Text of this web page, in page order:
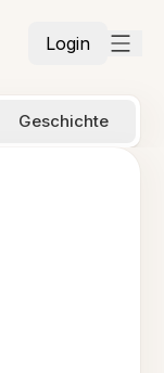
Login
Geschichte